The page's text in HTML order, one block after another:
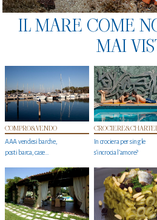
IL MARE COME
MAI
COMPRO&VENDO
AAA vendesi barche,
posti barca, case…
In crociera per single
s'incrocia l’amore?